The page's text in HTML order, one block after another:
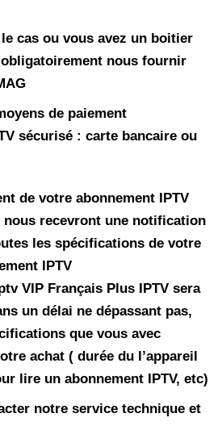
cas ou vous avez un boitier
obligatoirement nous fournir
MAG
de paiement
sécurisé : carte bancaire ou
de votre abonnement IPTV
nous recevront une notification
les spécifications de votre
IPTV
VIP Français Plus IPTV sera
un délai ne dépassant pas,
que vous avec
achat ( durée du l’appareil
lire un abonnement IPTV, etc)
notre service technique et